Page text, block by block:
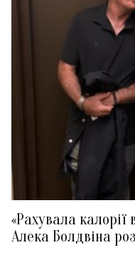
«Рахувала калорії
Алека Болдвіна